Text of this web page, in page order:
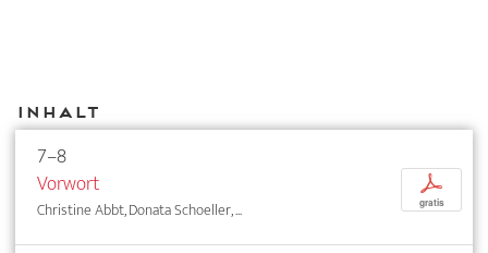
Inhalt
7–8
Vorwort
Christine Abbt, Donata Schoeller, ...
p
gratis